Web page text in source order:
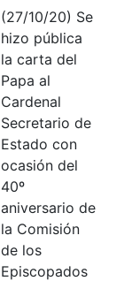
(27/10/20) Se
hizo pública
la carta del
Papa al
Cardenal
Secretario de
Estado con
ocasión del
40º
aniversario de
la Comisión
de los
Episcopados